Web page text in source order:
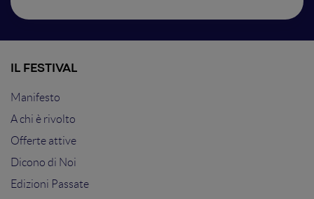
IL FESTIVAL
Manifesto
A chi è rivolto
Offerte attive
Dicono di Noi
Edizioni Passate